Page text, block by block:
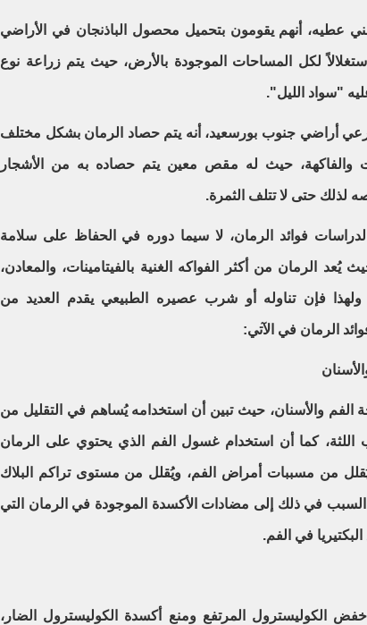
عطيه، أنهم يقومون بتحميل محصول الباذنجان في الأراضي
لكل المساحات الموجودة بالأرض، حيث يتم زراعة نوع
"سواد الليل"
.
أراضي جنوب بورسعيد، أنه يتم حصاد الرمان بشكل مختلف
والفاكهة، حيث له مقص معين يتم حصاده به من الأشجار
حتى لا تتلف الثمرة.
فوائد الرمان، لا سيما دوره في الحفاظ على سلامة
يُعد الرمان من أكثر الفواكه الغنية بالفيتامينات، والمعادن،
ولهذا فإن تناوله أو شرب عصيره الطبيعي يقدم العديد من
الرمان في الآتي:
الفم والأسنان، حيث تبين أن استخدامه يُساهم في التقليل من
اللثة، كما أن استخدام غسول الفم الذي يحتوي على الرمان
يُقلل من مسببات أمراض الفم، ويُقلل من مستوى تراكم البلاك
السبب في ذلك إلى مضادات الأكسدة الموجودة في الرمان التي
في الفم.
الكوليسترول المرتفع ومنع أكسدة الكوليسترول الضار،